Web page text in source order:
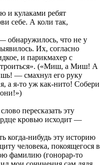
и кулаками ребят
себе. А коли так,
обнаружилось, что не у
Их, согласно
и парикмахер с
(«Миш, а Миш! А
— смахнул его руку
а я-то уж как-нито! Собери
пересказать эту
кровью исходит —
когда-нибудь эту историю
человека, покоящегося в
фамилию (гонорар-то